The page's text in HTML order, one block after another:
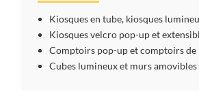
Kiosques en tube, kiosques
Kiosques velcro pop-up et
Comptoirs pop-up et comptoirs de
Cubes lumineux et murs amovibles